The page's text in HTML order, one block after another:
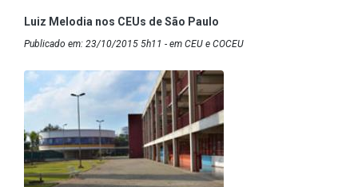
Luiz Melodia nos CEUs de São Paulo
Publicado em: 23/10/2015 5h11 - em CEU e COCEU